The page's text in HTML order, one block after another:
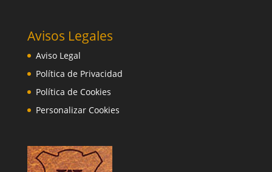
Avisos Legales
Aviso Legal
Política de Privacidad
Política de Cookies
Personalizar Cookies